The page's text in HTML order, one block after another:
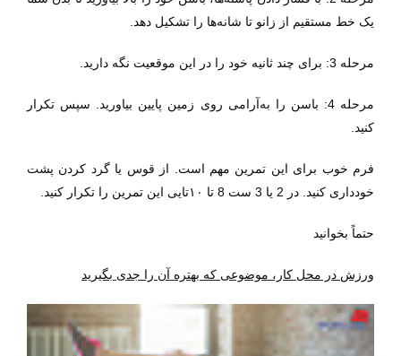
یک خط مستقیم از زانو تا شانه‌ها را تشکیل دهد.
مرحله 3: برای چند ثانیه خود را در این موقعیت نگه دارید.
مرحله 4: باسن را به‌آرامی روی زمین پایین بیاورید. سپس تکرار
کنید.
فرم خوب برای این تمرین مهم است. از قوس یا گرد کردن پشت
خودداری کنید. در 2 یا 3 ست 8 تا
۱۰تایی این تمرین را تکرار کنید.
حتماً بخوانید
ورزش‌ در محل کار، موضوعی که بهتره آن را جدی بگیرید